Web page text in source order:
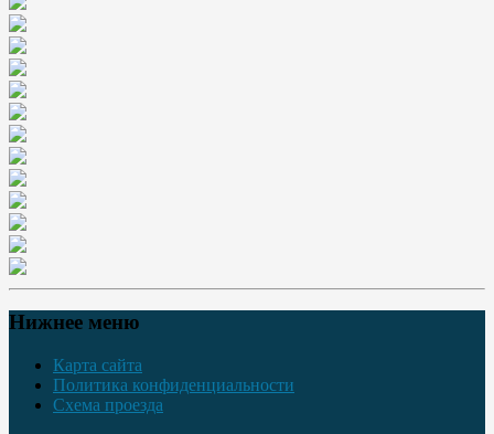
Нижнее меню
Карта сайта
Политика конфиденциальности
Схема проезда